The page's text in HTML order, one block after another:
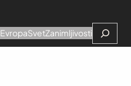
EvropaSvetZanimljivostiSearch